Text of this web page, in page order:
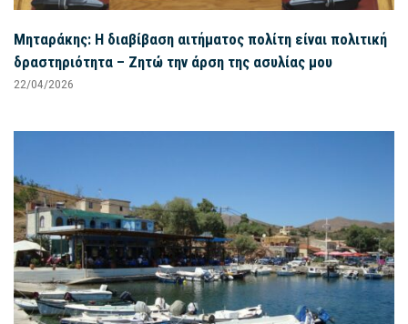
Μηταράκης: Η διαβίβαση αιτήματος πολίτη είναι πολιτική
δραστηριότητα – Ζητώ την άρση της ασυλίας μου
22/04/2026